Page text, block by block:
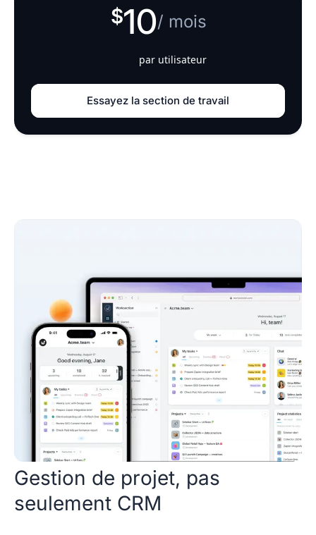
10/ mois
par utilisateur
Essayez la section de travail
Gestion de projet, pas
seulement CRM